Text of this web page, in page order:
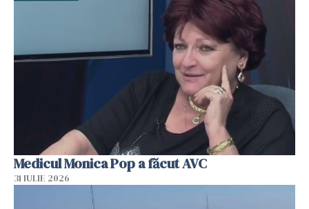
Medicul Monica Pop a făcut AVC
31 IULIE 2026